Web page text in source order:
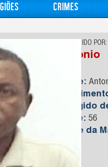
Crimes
CONHECIDO POR:
Antonio
Nome:
Foragido
Idade: 56
Nome da